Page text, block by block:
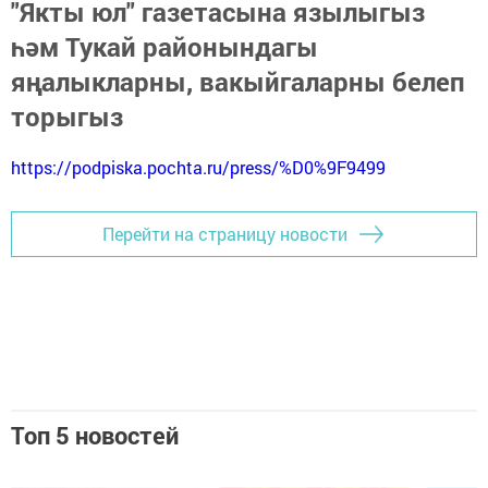
"Якты юл" газетасына язылыгыз
һәм Тукай районындагы
яңалыкларны, вакыйгаларны белеп
торыгыз
https://podpiska.pochta.ru/press/%D0%9F9499
Перейти на страницу новости
Топ 5 новостей